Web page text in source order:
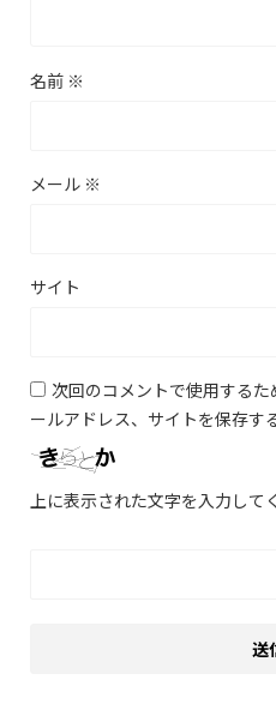
名前 ※
メール ※
サイト
次回のコメントで使用する
ールアドレス、サイトを保存する
上に表示された文字を入力して